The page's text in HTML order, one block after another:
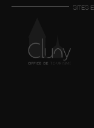
SITES